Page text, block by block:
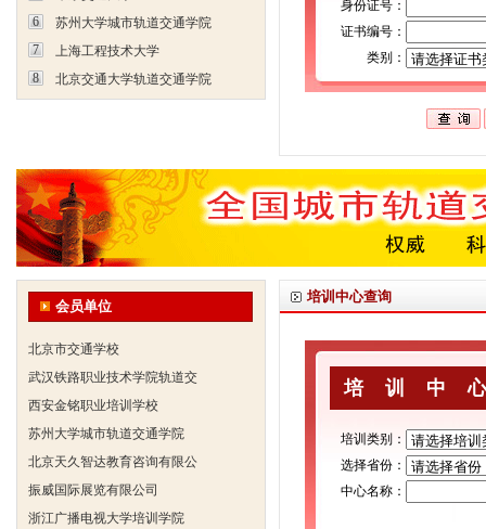
6
苏州大学城市轨道交通学院
7
上海工程技术大学
8
北京交通大学轨道交通学院
身份证号：
证书编号：
类别：
会员单位
北京天久智达教育咨询有限公
振威国际展览有限公司
浙江广播电视大学培训学院
安弗施无线射频系统(上海)有
达诺巴特集团（中国）
欧姆龙自动化（中国）有限公
中铁隧道勘测设计院有限公司
克诺尔车辆设备（苏州）有限
深圳达实智能股份有限公司
培训中心查询
培训中
培训类别：
选择省份：
中心名称：